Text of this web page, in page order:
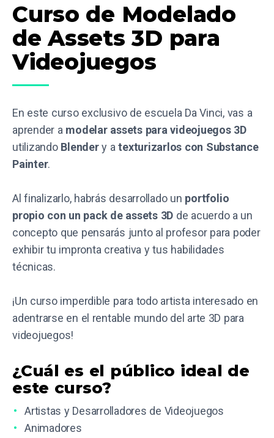
Curso de Modelado
de Assets 3D para
Videojuegos
En este curso exclusivo de escuela Da Vinci, vas a
aprender a modelar assets para videojuegos 3D
utilizando Blendery atexturizarlos con Substance
Painter.
Al finalizarlo, habrás desarrollado un portfolio
propio con un pack de assets 3D de acuerdo a un
concepto que pensarás junto al profesor para poder
exhibir tu impronta creativa y tus habilidades
técnicas.
¡Un curso imperdible para todo artista interesado en
adentrarse en el rentable mundo del arte 3D para
videojuegos!
¿Cuál es el público ideal de
este curso?
Artistas y Desarrolladores de Videojuegos
Animadores